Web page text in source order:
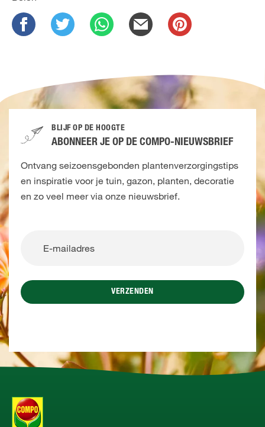
BLIJF OP DE HOOGTE
ABONNEER JE OP DE COMPO-NIEUWSBRIEF
Ontvang seizoensgebonden plantenverzorgingstips
en inspiratie voor je tuin, gazon, planten, decoratie
en zo veel meer via onze nieuwsbrief.
VERZENDEN